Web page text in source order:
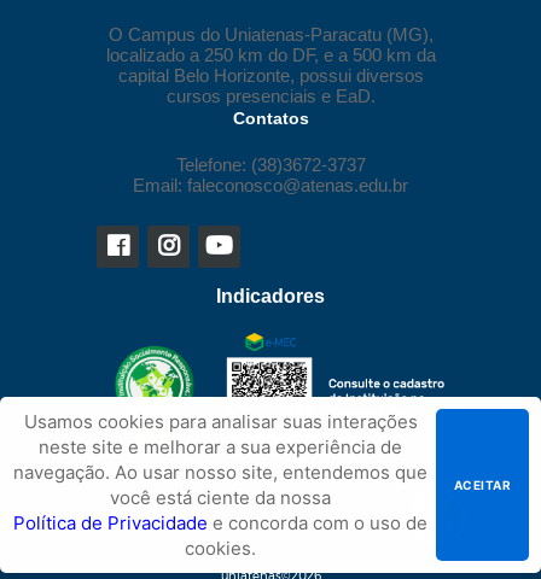
O Campus do Uniatenas-Paracatu (MG),
localizado a 250 km do DF, e a 500 km da
capital Belo Horizonte, possui diversos
cursos presenciais e EaD.
Contatos
Telefone: (38)3672-3737
Email: faleconosco@atenas.edu.br
Indicadores
Usamos cookies para analisar suas interações
neste site e melhorar a sua experiência de
navegação. Ao usar nosso site, entendemos que
você está ciente da nossa
Política de Privacidade e concorda com o uso de
cookies.
ACEITAR